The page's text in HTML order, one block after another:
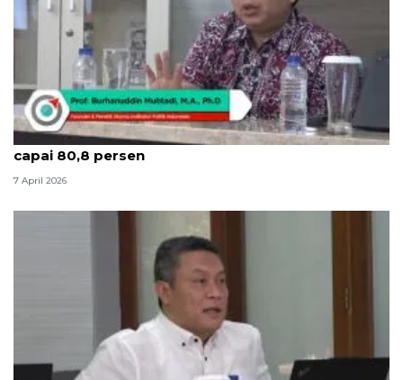
Indikator: Kepuasan publik mudik Lebaran 2026
capai 80,8 persen
7 April 2026